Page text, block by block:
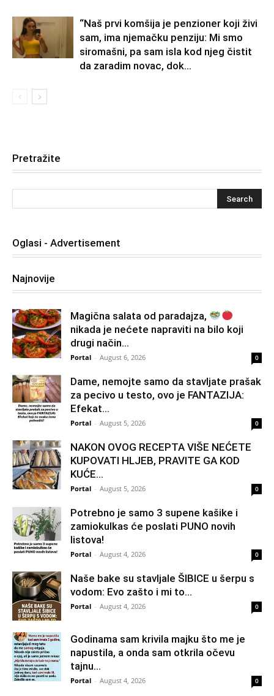
“Naš prvi komšija je penzioner koji živi
sam, ima njemačku penziju: Mi smo
siromašni, pa sam isla kod njeg čistit
da zaradim novac, dok...
Pretražite
Oglasi - Advertisement
Najnovije
Magična salata od paradajza,
nikada je nećete napraviti na bilo koji
drugi način…
Portal - August 6, 2026 0
Dame, nemojte samo da stavljate prašak
za pecivo u testo, ovo je FANTAZIJA:
Efekat...
Portal - August 5, 2026 0
NAKON OVOG RECEPTA VIŠE NEĆETE
KUPOVATI HLJEB, PRAVITE GA KOD
KUĆE…
Portal - August 5, 2026 0
Potrebno je samo 3 supene kašike i
zamiokulkas će poslati PUNO novih
listova!
Portal - August 4, 2026 0
Naše bake su stavljale ŠIBICE u šerpu s
vodom: Evo zašto i mi to...
Portal - August 4, 2026 0
Godinama sam krivila majku što me je
napustila, a onda sam otkrila očevu
tajnu...
Portal - August 4, 2026 0